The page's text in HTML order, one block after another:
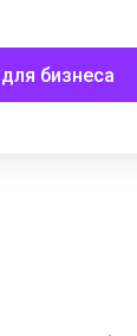
бизнеса